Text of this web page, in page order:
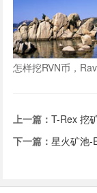
怎样挖RVN币，
上一篇：T-Rex 挖
下一篇：星火矿池-